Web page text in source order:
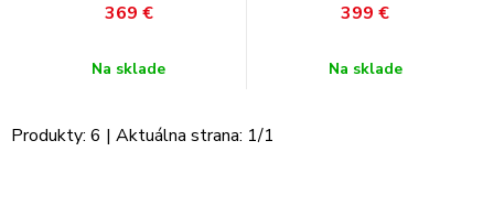
369 €
Na sklade
399 €
Na sklade
Produkty: 6 | Aktuálna strana: 1/1